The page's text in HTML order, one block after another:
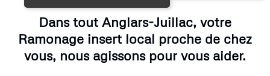
Dans tout Anglars-Juillac, votre
Ramonage insert local proche de chez
vous, nous agissons pour vous aider.